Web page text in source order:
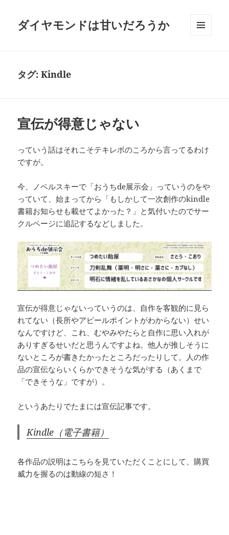
ダイヤモンドは甘いだろうか
タグ:Kindle
宣伝が得意じゃない
っていう話はそれこそテキレボのころから言ってるわけ
ですが。
今、ノベルスキーで「おうちde展示会」っていうのをや
っていて、始まってから「もしかして一次創作のkindle
書籍お知らせも載せてよかった？」と気付いたのでサー
クルページに追記するなどしました。
宣伝が得意じゃないっていうのは、自作を客観的に見ら
れてない（長所やアピールポイントがわからない）せい
なんですけど、これ、むやみやたらと自作に思い入れが
ありすぎるせいだと思うんですよね。他人が推しそうに
ないところが書きたかったところだったりして。人の作
品の宣伝ならいくらかできそうな気がする（あくまで
「できそうな」ですが）。
というあたりでたまには宣伝記事です。
Kindle（電子書籍）
各作品の説明はこちらを見ていただくことにして、購買
威力を握るのは動線の短さ！